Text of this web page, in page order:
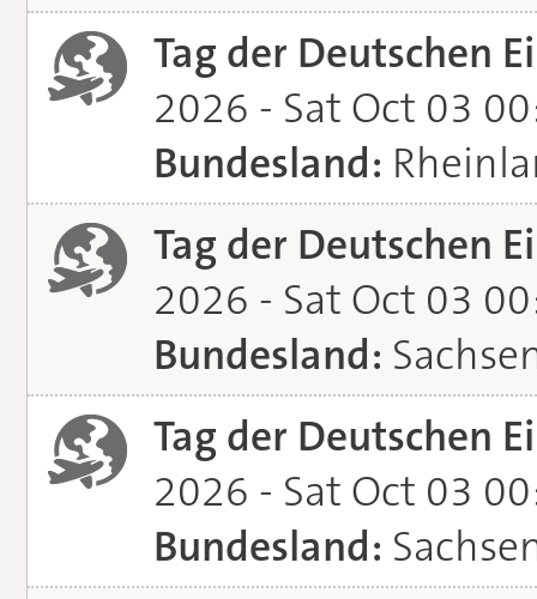
Tag der Deutschen
2026 - Sat Oct 03
Bundesland:
Tag der Deutschen
2026 - Sat Oct 03
Bundesland:
Tag der Deutschen
2026 - Sat Oct 03
Bundesland: